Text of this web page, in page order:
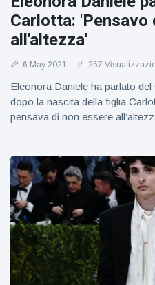
figlio dei
sogni’
Carlotta: 'Pensavo
all'altezza'
6 May 2021 257
Eleonora Daniele ha parlato
dopo la nascita della figlia
pensava di non essere